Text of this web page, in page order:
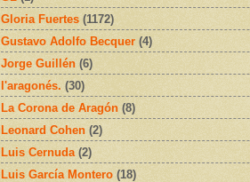
Gloria Fuertes (1172)
Gustavo Adolfo Becquer (4)
Jorge Guillén (6)
l'aragonés. (30)
La Corona de Aragón (8)
Leonard Cohen (2)
Luis Cernuda (2)
Luis García Montero (18)